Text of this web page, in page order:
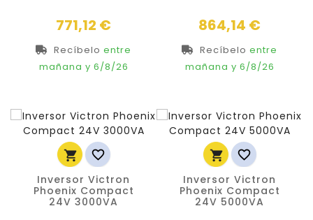
771,12 €
Recíbelo entre
mañana y 6/8/26
864,14 €
Recíbelo entre
mañana y 6/8/26
 
Inversor Victron
Phoenix Compact
24V 3000VA
 
Inversor Victron
Phoenix Compact
24V 5000VA